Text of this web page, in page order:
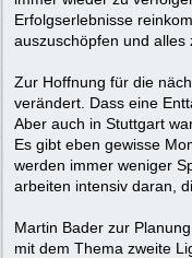
Erfolgserlebnisse
auszuschöpfen und alles
Zur Hoffnung für die
verändert. Dass eine
Aber auch in Stuttgart
Es gibt eben gewisse
werden immer weniger
arbeiten intensiv daran,
Martin Bader zur
mit dem Thema zweite